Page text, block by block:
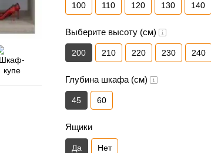
100 110 120 130 140
Выберите высоту (см)
200 210 220 230 240
Глубина шкафа (см)
45 60
Ящики
Да Нет